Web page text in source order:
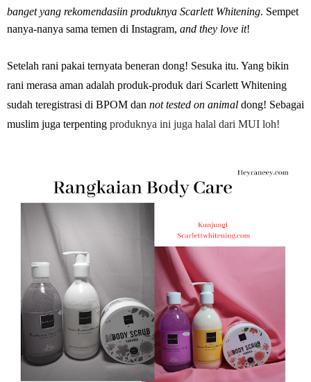
banget yang rekomendasiin produknya Scarlett Whitening. Sempet
nanya-nanya sama temen di Instagram, and they love it!
Setelah rani pakai ternyata beneran dong! Sesuka itu. Yang bikin
rani merasa aman adalah produk-produk dari Scarlett Whitening
sudah teregistrasi di BPOM dan not tested on animal dong! Sebagai
muslim juga terpenting produknya ini juga halal dari MUI loh!